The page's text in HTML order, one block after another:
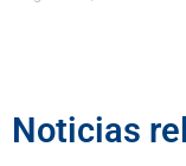
Noticias